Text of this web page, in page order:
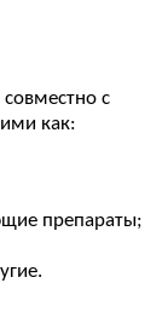
с
как:
препараты;